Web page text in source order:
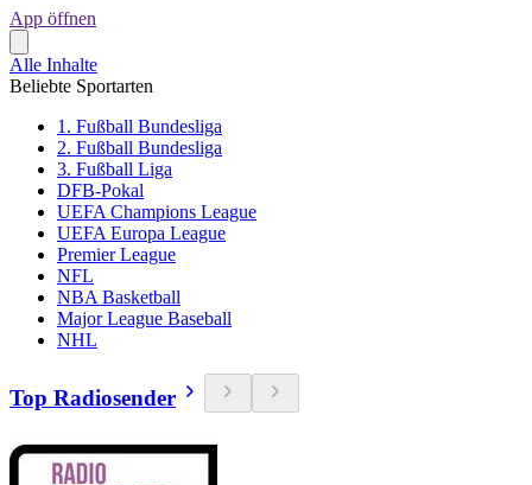
App öffnen
Alle Inhalte
Beliebte Sportarten
1. Fußball Bundesliga
2. Fußball Bundesliga
3. Fußball Liga
DFB-Pokal
UEFA Champions League
UEFA Europa League
Premier League
NFL
NBA Basketball
Major League Baseball
NHL
Top Radiosender